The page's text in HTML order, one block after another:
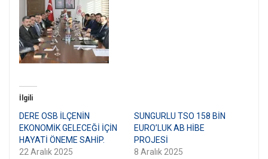
İlgili
DERE OSB İLÇENİN
EKONOMİK GELECEĞİ İÇİN
HAYATİ ÖNEME SAHİP.
22 Aralık 2025
SUNGURLU TSO 158 BİN
EURO’LUK AB HİBE
PROJESİ
8 Aralık 2025